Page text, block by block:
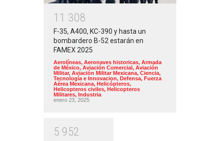
1 1 308
F-35, A400, KC-390 y hasta un
bombardero B-52 estarán en
FAMEX 2025
Aerolíneas, Aeronaves historicas, Armada
de México, Aviación Comercial, Aviación
Militar, Aviación Militar Mexicana, Ciencia,
Tecnología e Innovacion, Defensa, Fuerza
Aérea Mexicana, Helicópteros,
Helicopteros civiles, Helicopteros
Militares, Industria
enero 23, 2025
5 952